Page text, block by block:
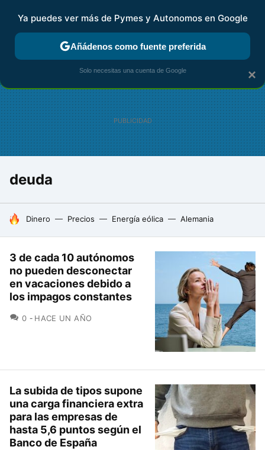
FISCALIDAD Y CONTABILIDAD KIT DIGITAL RENTA
deuda
HOY SE HABLA DE
Dinero Precios Energía eólica Alemania
3 de cada 10 autónomos
no pueden desconectar
en vacaciones debido a
los impagos constantes
0 COMENTARIOS
HACE UN AÑO
La subida de tipos supone
una carga financiera extra
para las empresas de
hasta 5,6 puntos según el
Banco de España
×
Ya puedes ver más de Pymes y Autonomos en Google
Añádenos como fuente preferida
Solo necesitas una cuenta de Google